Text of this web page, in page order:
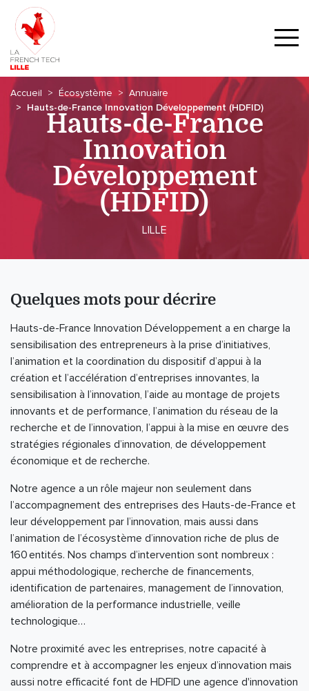
Accueil Écosystème
Annuaire
Hauts-de-France Innovation Développement (HDFID)
Hauts-de-France
Innovation
Développement
(HDFID)
LILLE
Quelques mots pour décrire
Hauts-de-France Innovation Développement a en charge la
sensibilisation des entrepreneurs à la prise d’initiatives,
l’animation et la coordination du dispositif d’appui à la
création et l’accélération d’entreprises innovantes, la
sensibilisation à l’innovation, l’aide au montage de projets
innovants et de performance, l’animation du réseau de la
recherche et de l’innovation, l’appui à la mise en œuvre des
stratégies régionales d’innovation, de développement
économique et de recherche.
Notre agence a un rôle majeur non seulement dans
l’accompagnement des entreprises des Hauts-de-France et
leur développement par l’innovation, mais aussi dans
l’animation de l’écosystème d’innovation riche de plus de
160 entités. Nos champs d’intervention sont nombreux :
appui méthodologique, recherche de financements,
identification de partenaires, management de l’innovation,
amélioration de la performance industrielle, veille
technologique…
Notre proximité avec les entreprises, notre capacité à
comprendre et à accompagner les enjeux d’innovation mais
aussi notre efficacité font de HDFID une agence d'innovation